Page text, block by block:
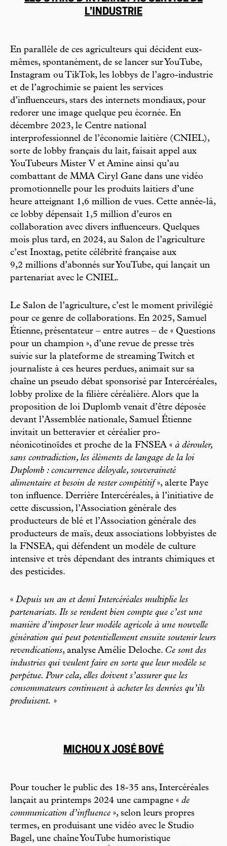
L’INDUSTRIE
En parallèle de ces agriculteurs qui décident eux-
mêmes, spontanément, de se lancer sur YouTube,
Instagram ou TikTok, les lobbys de l’agro-industrie
et de l’agrochimie se paient les services
d’influenceurs, stars des internets mondiaux, pour
redorer une image quelque peu écornée. En
décembre 2023, le Centre national
interprofessionnel de l’économie laitière (CNIEL),
sorte de lobby français du lait, faisait appel aux
YouTubeurs Mister V et Amine ainsi qu’au
combattant de MMA Ciryl Gane dans une vidéo
promotionnelle pour les produits laitiers d’une
heure atteignant 1,6 million de vues. Cette année-là,
ce lobby dépensait 1,5 million d’euros en
collaboration avec divers influenceurs. Quelques
mois plus tard, en 2024, au Salon de l’agriculture
c’est Inoxtag, petite célébrité française aux
9,2 millions d’abonnés sur YouTube, qui lançait un
partenariat avec le CNIEL.
Le Salon de l’agriculture, c’est le moment privilégié
pour ce genre de collaborations. En 2025, Samuel
Étienne, présentateur – entre autres – de « Questions
pour un champion », d’une revue de presse très
suivie sur la plateforme de streaming Twitch et
journaliste à ces heures perdues, animait sur sa
chaîne un pseudo débat sponsorisé par Intercéréales,
lobby prolixe de la filière céréalière. Alors que la
proposition de loi Duplomb venait d’être déposée
devant l’Assemblée nationale, Samuel Étienne
invitait un betteravier et céréalier pro-
néonicotinoïdes et proche de la FNSEA « à dérouler,
sans contradiction, les éléments de langage de la loi
Duplomb : concurrence déloyale, souveraineté
alimentaire et besoin de rester compétitif», alerte Paye
ton influence. Derrière Intercéréales, à l’initiative de
cette discussion, ­l’Association générale des
producteurs de blé et l’Association générale des
producteurs de maïs, deux associations lobbyistes de
la FNSEA, qui défendent un modèle de culture
intensive et très dépendant des intrants chimiques et
des pesticides.
« Depuis un an et demi Intercéréales multiplie les
partenariats. Ils se rendent bien compte que c’est une
manière d’imposer leur modèle agricole à une nouvelle
génération qui peut potentiellement ensuite soutenir leurs
revendications, analyse Amélie Deloche. Ce sont des
industries qui veulent faire en sorte que leur modèle se
perpétue. Pour cela, elles doivent s’assurer que les
consommateurs continuent à acheter les denrées qu’ils
produisent. »
MICHOU X JOSÉ BOVÉ
Pour toucher le public des 18-35 ans, Intercéréales
lançait au printemps 2024 une campagne « de
communication d’influence », selon leurs propres
termes, en produisant une vidéo avec le Studio
Bagel, une chaîne YouTube humoristique